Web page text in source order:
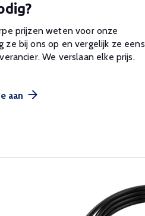
prijzen weten voor onze
ze bij ons op en vergelijk ze eens
We verslaan elke prijs.
aan